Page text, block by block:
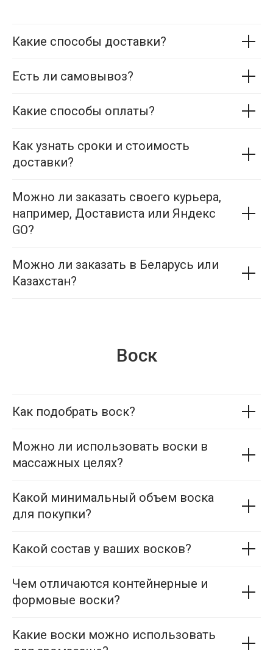
Какие способы доставки?
Есть ли самовывоз?
Какие способы оплаты?
Как узнать сроки и стоимость
доставки?
Можно ли заказать своего курьера,
например, Достависта или Яндекс
GO?
Можно ли заказать в Беларусь или
Казахстан?
Воск
Как подобрать воск?
Можно ли использовать воски в
массажных целях?
Какой минимальный объем воска
для покупки?
Какой состав у ваших восков?
Чем отличаются контейнерные и
формовые воски?
Какие воски можно использовать